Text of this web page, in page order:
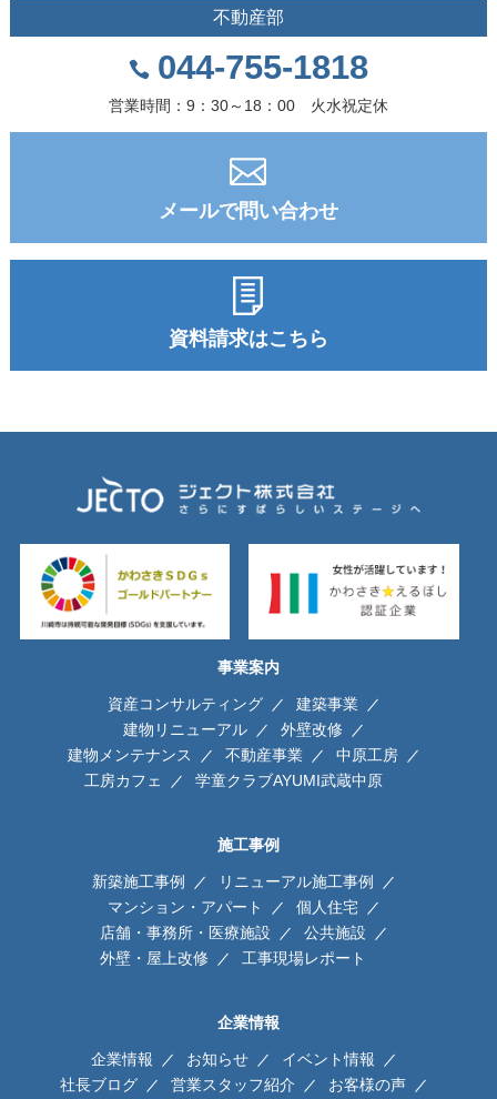
不動産部
044-755-1818
営業時間：9：30～18：00 火水祝定休
メールで問い合わせ
資料請求はこちら
事業案内
資産コンサルティング
建築事業
建物リニューアル
外壁改修
建物メンテナンス
不動産事業
中原工房
工房カフェ
学童クラブAYUMI武蔵中原
施工事例
新築施工事例
リニューアル施工事例
マンション・アパート
個人住宅
店舗・事務所・医療施設
公共施設
外壁・屋上改修
工事現場レポート
企業情報
企業情報 お知らせ
イベント情報
社長ブログ
営業スタッフ紹介 お客様の声